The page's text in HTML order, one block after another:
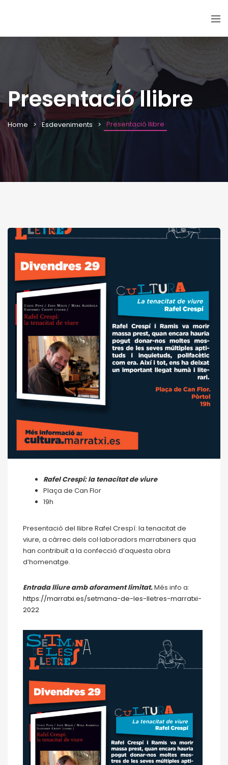
Presentació llibre
Home Esdeveniments Presentació llibre
Rafel Crespí: la tenacitat de viure
Plaça de Can Flor
19h
Presentació del llibre Rafel Crespí: la tenacitat de
viure, a càrrec dels col·laboradors marratxiners qua
han contribuït a la confecció d’aquesta obra
d’homenatge.
Entrada lliure amb aforament limitat.Més info a:
https://marratxi.es/setmana-de-les-lletres-marratxi-
2022